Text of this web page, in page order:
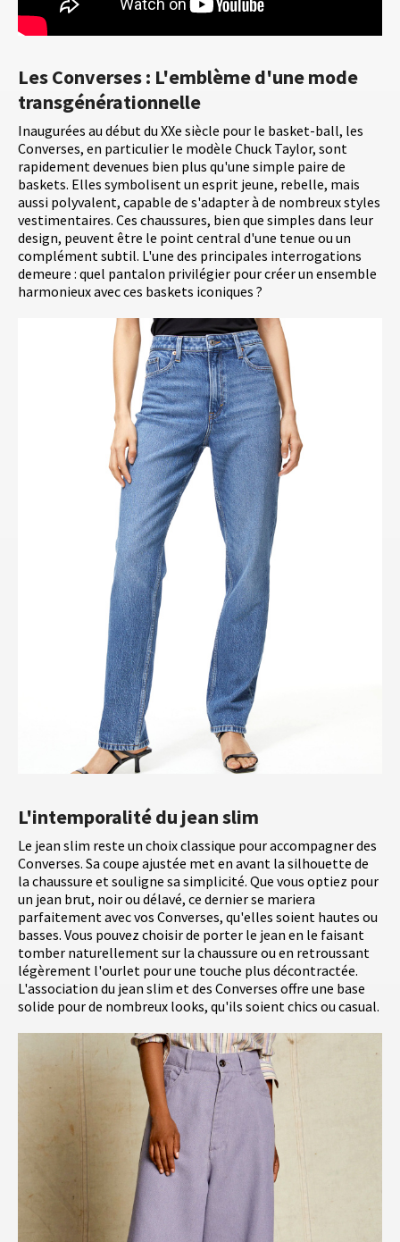
Les Converses : L'emblème d'une mode
transgénérationnelle
Inaugurées au début du XXe siècle pour le basket-ball, les
Converses, en particulier le modèle Chuck Taylor, sont
rapidement devenues bien plus qu'une simple paire de
baskets. Elles symbolisent un esprit jeune, rebelle, mais
aussi polyvalent, capable de s'adapter à de nombreux styles
vestimentaires. Ces chaussures, bien que simples dans leur
design, peuvent être le point central d'une tenue ou un
complément subtil. L'une des principales interrogations
demeure : quel pantalon privilégier pour créer un ensemble
harmonieux avec ces baskets iconiques ?
L'intemporalité du jean slim
Le jean slim reste un choix classique pour accompagner des
Converses. Sa coupe ajustée met en avant la silhouette de
la chaussure et souligne sa simplicité. Que vous optiez pour
un jean brut, noir ou délavé, ce dernier se mariera
parfaitement avec vos Converses, qu'elles soient hautes ou
basses. Vous pouvez choisir de porter le jean en le faisant
tomber naturellement sur la chaussure ou en retroussant
légèrement l'ourlet pour une touche plus décontractée.
L'association du jean slim et des Converses offre une base
solide pour de nombreux looks, qu'ils soient chics ou casual.